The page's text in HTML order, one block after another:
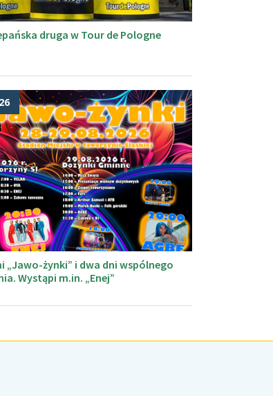
druga w Tour de Pologne
„Jawo-żynki” i dwa dni wspólnego
Wystąpi m.in. „Enej”